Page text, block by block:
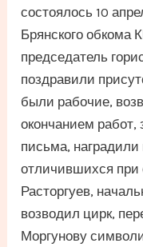
состоялось 10
Брянского
председатель
поздравили
были рабочие,
окончанием работ,
письма,
отличившихся при
Расторгуев,
возводил цирк,
Моргунову